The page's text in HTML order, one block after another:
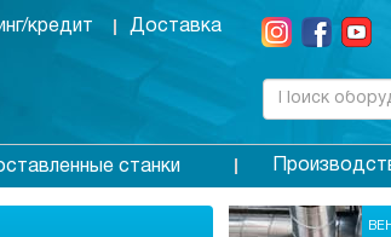
кредит Доставка
станки